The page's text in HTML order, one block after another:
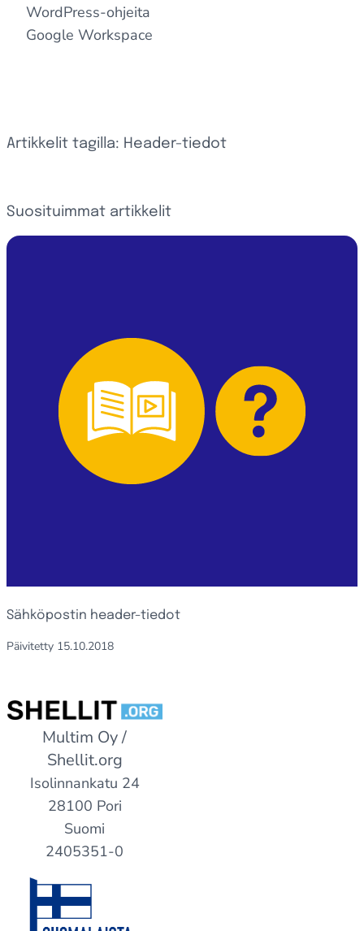
WordPress-ohjeita
Google Workspace
Artikkelit tagilla: Header-tiedot
Suosituimmat artikkelit
Sähköpostin header-tiedot
Päivitetty 15.10.2018
Multim Oy /
Shellit.org
Isolinnankatu 24
28100 Pori
Suomi
2405351-0